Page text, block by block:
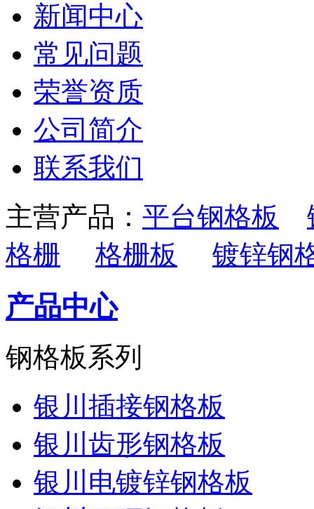
新闻中心
常见问题
荣誉资质
公司简介
联系我们
主营产品： 平台钢格板
格栅
格栅板 镀锌钢
产品中心
钢格板系列
银川插接钢格板
银川齿形钢格板
银川电镀锌钢格板